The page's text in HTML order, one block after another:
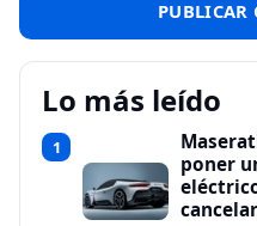
Lo más leído
1
poner